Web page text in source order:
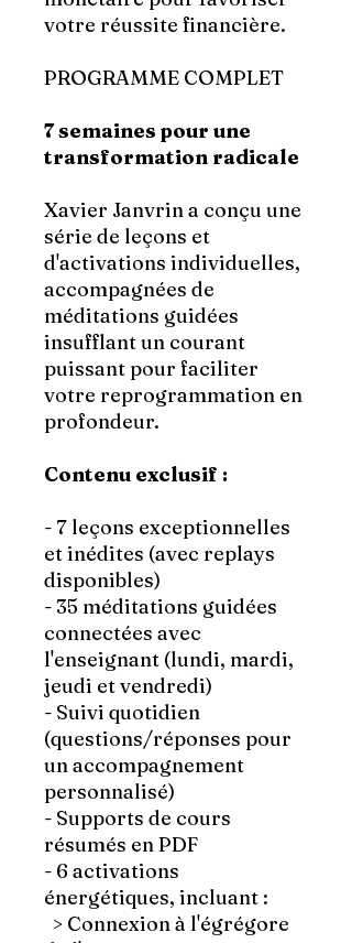
votre réussite financière.
PROGRAMME COMPLET
7 semaines pour une
transformation radicale
Xavier Janvrin a conçu une
série de leçons et
d'activations individuelles,
accompagnées de
méditations guidées
insufflant un courant
puissant pour faciliter
votre reprogrammation en
profondeur.
Contenu exclusif :
- 7 leçons exceptionnelles
et inédites (avec replays
disponibles)
- 35 méditations guidées
connectées avec
l'enseignant (lundi, mardi,
jeudi et vendredi)
- Suivi quotidien
(questions/réponses pour
un accompagnement
personnalisé)
- Supports de cours
résumés en PDF
- 6 activations
énergétiques, incluant :
> Connexion à l'égrégore